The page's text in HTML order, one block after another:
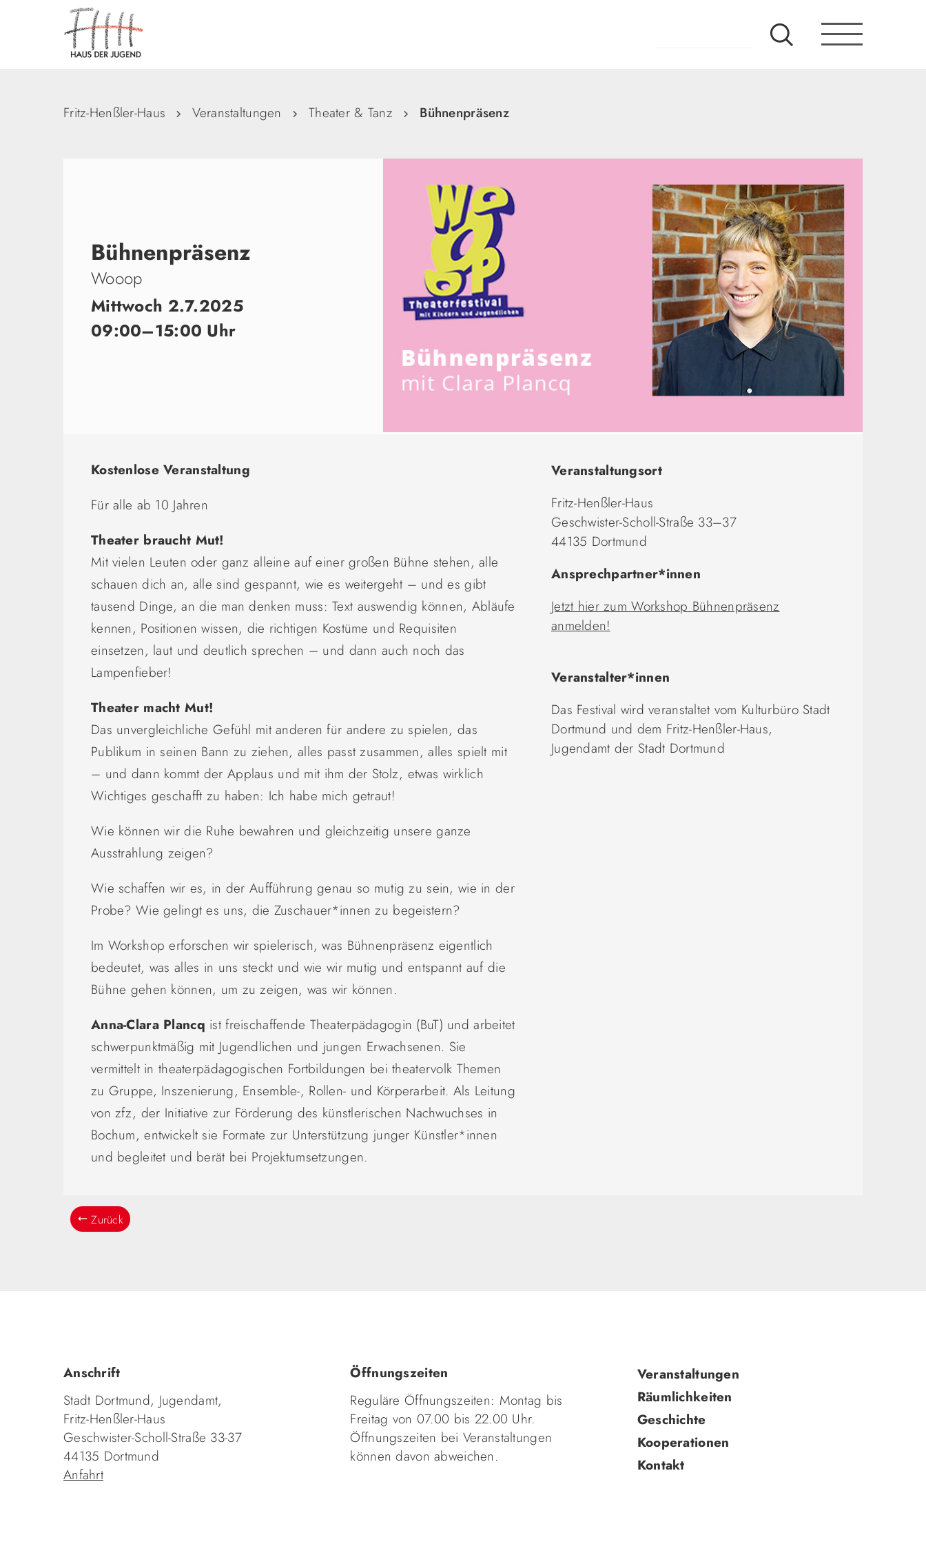
Fritz-Henßler-Haus Veranstaltungen Theater & Tanz Bühnenpräsenz
Bühnenpräsenz
Wooop
Mittwoch 2.7.2025
09:00–15:00 Uhr
Kostenlose Veranstaltung
Für alle ab 10 Jahren
Theater braucht Mut!
Mit vielen Leuten oder ganz alleine auf einer großen Bühne stehen, alle
schauen dich an, alle sind gespannt, wie es weitergeht – und es gibt
tausend Dinge, an die man denken muss: Text auswendig können, Abläufe
kennen, Positionen wissen, die richtigen Kostüme und Requisiten
einsetzen, laut und deutlich sprechen – und dann auch noch das
Lampenfieber!
Theater macht Mut!
Das unvergleichliche Gefühl mit anderen für andere zu spielen, das
Publikum in seinen Bann zu ziehen, alles passt zusammen, alles spielt mit
– und dann kommt der Applaus und mit ihm der Stolz, etwas wirklich
Wichtiges geschafft zu haben: Ich habe mich getraut!
Wie können wir die Ruhe bewahren und gleichzeitig unsere ganze
Ausstrahlung zeigen?
Wie schaffen wir es, in der Aufführung genau so mutig zu sein, wie in der
Probe? Wie gelingt es uns, die Zuschauer*innen zu begeistern?
Im Workshop erforschen wir spielerisch, was Bühnenpräsenz eigentlich
bedeutet, was alles in uns steckt und wie wir mutig und entspannt auf die
Bühne gehen können, um zu zeigen, was wir können.
Anna-Clara Plancq ist freischaffende Theaterpädagogin (BuT) und arbeitet
schwerpunktmäßig mit Jugendlichen und jungen Erwachsenen. Sie
vermittelt in theaterpädagogischen Fortbildungen bei theatervolk Themen
zu Gruppe, Inszenierung, Ensemble-, Rollen- und Körperarbeit. Als Leitung
von zfz, der Initiative zur Förderung des künstlerischen Nachwuchses in
Bochum, entwickelt sie Formate zur Unterstützung junger Künstler*innen
und begleitet und berät bei Projektumsetzungen.
Veranstaltungsort
Fritz-Henßler-Haus
Geschwister-Scholl-Straße 33–37
44135 Dortmund
Ansprechpartner*innen
Jetzt hier zum Workshop Bühnenpräsenz
anmelden!
Veranstalter*innen
Das Festival wird veranstaltet vom Kulturbüro Stadt
Dortmund und dem Fritz-Henßler-Haus,
Jugendamt der Stadt Dortmund
Zurück
Anschrift
Stadt Dortmund, Jugendamt,
Fritz-Henßler-Haus
Geschwister-Scholl-Straße 33-37
44135 Dortmund
Anfahrt
Öffnungszeiten
Reguläre Öffnungszeiten: Montag bis
Freitag von 07.00 bis 22.00 Uhr.
Öffnungszeiten bei Veranstaltungen
können davon abweichen.
Navigation
überspringen
Veranstaltungen
Räumlichkeiten
Geschichte
Kooperationen
Kontakt